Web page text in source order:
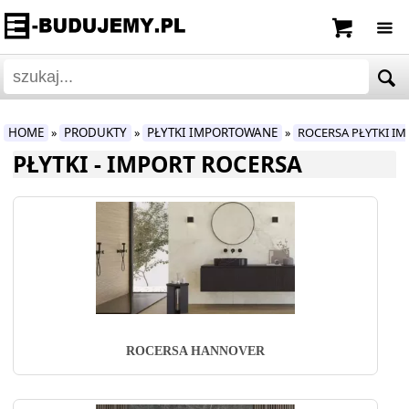
HOME » PRODUKTY » PŁYTKI IMPORTOWANE » ROCERSA PŁYTKI
PŁYTKI - IMPORT ROCERSA
ROCERSA HANNOVER